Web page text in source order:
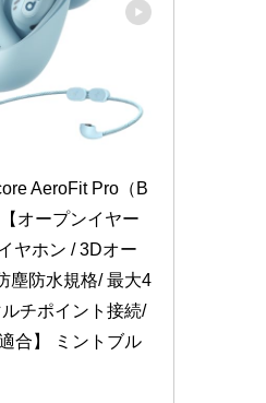
AeroFit Pro（B
オープンイヤー
ヤホン / 3Dオー
塵防水規格/ 最大4
チポイント接続/
合】 ミントブル